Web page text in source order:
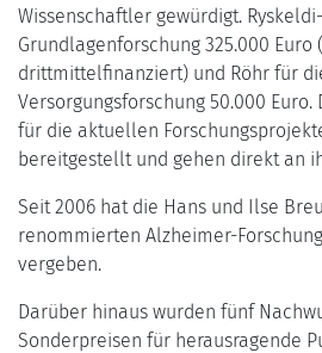
Wissenschaftler gewürdigt.
Grundlagenforschung 325.000 Euro
drittmittelfinanziert) und Röhr für
Versorgungsforschung 50.000
für die aktuellen
bereitgestellt und gehen direkt an
Seit 2006 hat die Hans und Ilse
renommierten Alzheimer-
vergeben.
Darüber hinaus wurden fünf
Sonderpreisen für herausragende